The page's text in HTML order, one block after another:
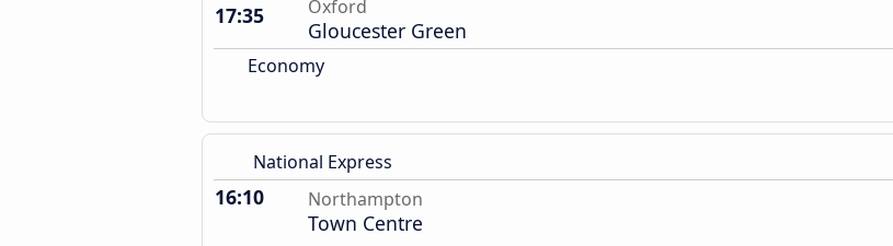
17:35 Oxford
Gloucester Green
Economy
National Express
16:10 Northampton
Town Centre